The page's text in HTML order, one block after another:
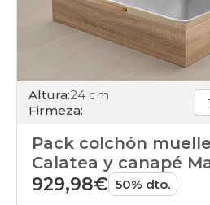
Altura:24 cm
Firmeza:
Pack colchón
Calatea y canapé
929,98€ 50% dto.